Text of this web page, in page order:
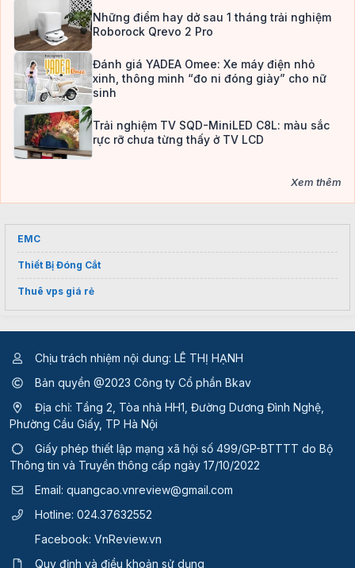
Những điểm hay dở sau 1 tháng trải nghiệm
Roborock Qrevo 2 Pro
Đánh giá YADEA Omee: Xe máy điện nhỏ
xinh, thông minh “đo ni đóng giày” cho nữ
sinh
Trải nghiệm TV SQD-MiniLED C8L: màu sắc
rực rỡ chưa từng thấy ở TV LCD
Xem thêm
EMC
Thiết Bị Đóng Cắt
Thuê vps giá rẻ
Chịu trách nhiệm nội dung: LÊ THỊ HẠNH
Bản quyền @2023 Công ty Cổ phần Bkav
Địa chỉ: Tầng 2, Tòa nhà HH1, Đường Dương Đình Nghệ,
Phường Cầu Giấy, TP Hà Nội
Giấy phép thiết lập mạng xã hội số 499/GP-BTTTT do Bộ
Thông tin và Truyền thông cấp ngày 17/10/2022
Email: quangcao.vnreview@gmail.com
Hotline: 024.37632552
Facebook: VnReview.vn
Quy định và điều khoản sử dụng